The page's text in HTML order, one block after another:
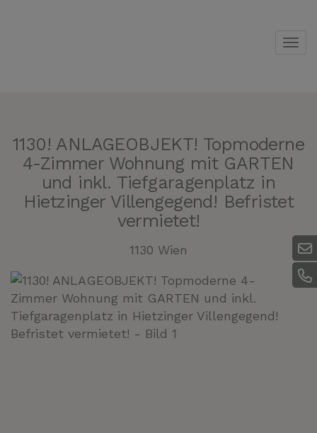
1130! ANLAGEOBJEKT! Topmoderne
4-Zimmer Wohnung mit GARTEN
und inkl. Tiefgaragenplatz in
Hietzinger Villengegend! Befristet
vermietet!
1130 Wien